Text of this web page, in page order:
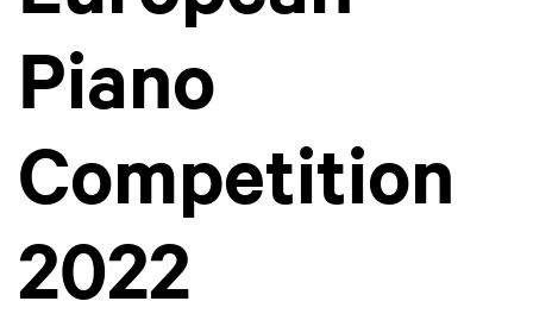
Piano
Competition
2022